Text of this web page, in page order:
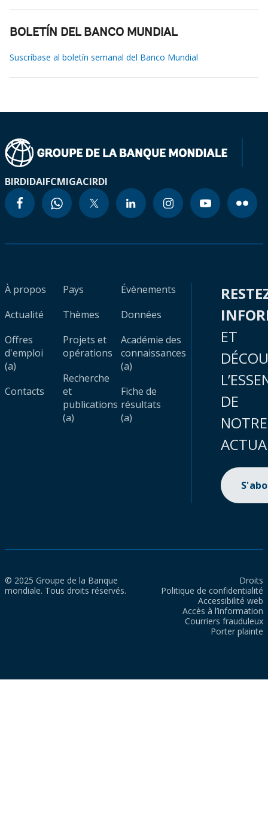
BOLETÍN DEL BANCO MUNDIAL
Suscríbase al boletín semanal del Banco Mundial
BIRDIDAIFCMIGACIRDI
À propos
Actualité
Offres
d'emploi
(a)
Contacts
Pays
Thèmes
Projets et
opérations
Recherche
et
publications
(a)
Évènements
Données
Académie des
connaissances
(a)
Fiche de
résultats
(a)
ET
DE
NOTRE
© 2025 Groupe de la Banque
mondiale. Tous droits réservés.
Droits
Politique de confidentialité
Accessibilité web
Accès à l’information
Courriers frauduleux
Porter plainte